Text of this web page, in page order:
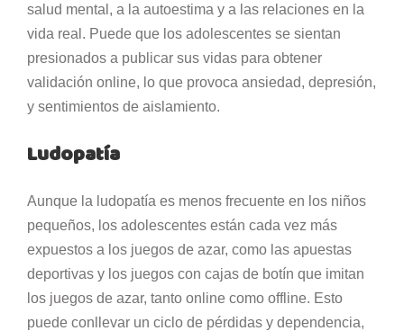
salud mental, a la autoestima y a las relaciones en la
vida real. Puede que los adolescentes se sientan
presionados a publicar sus vidas para obtener
validación online, lo que provoca ansiedad, depresión,
y sentimientos de aislamiento.
Ludopatía
Aunque la ludopatía es menos frecuente en los niños
pequeños, los adolescentes están cada vez más
expuestos a los juegos de azar, como las apuestas
deportivas y los juegos con cajas de botín que imitan
los juegos de azar, tanto online como offline. Esto
puede conllevar un ciclo de pérdidas y dependencia,